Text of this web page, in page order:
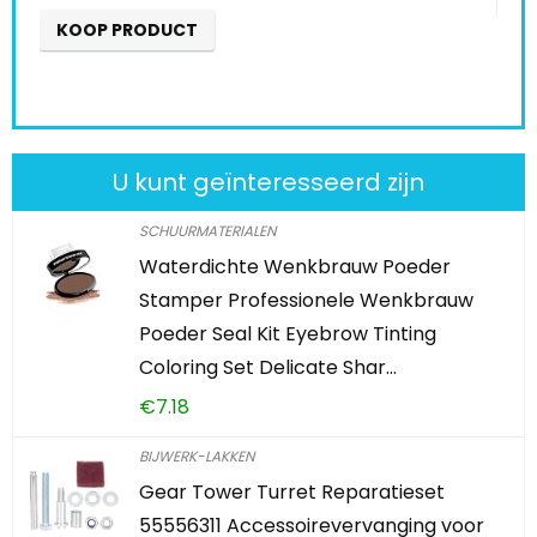
U kunt geïnteresseerd zijn
SCHUURMATERIALEN
Waterdichte Wenkbrauw Poeder
Stamper Professionele Wenkbrauw
Poeder Seal Kit Eyebrow Tinting
Coloring Set Delicate Shar…
€7.18
BIJWERK-LAKKEN
Gear Tower Turret Reparatieset
55556311 Accessoirevervanging voor